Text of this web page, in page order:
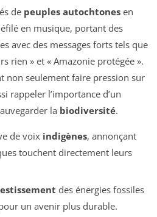
de peuples autochtones en
en musique, portant des
avec des messages forts tels que
rien » et « Amazonie protégée ».
non seulement faire pression sur
rappeler l’importance d’un
la biodiversité.
de voix indigènes, annonçant
touchent directement leurs
des énergies fossiles
un avenir plus durable.